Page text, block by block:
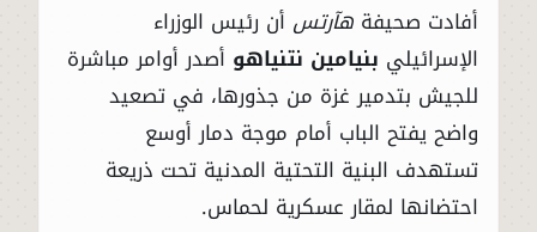
أفادت صحيفة هآرتس أن رئيس الوزراء
الإسرائيلي بنيامين نتنياهو أصدر أوامر مباشرة
للجيش بتدمير غزة من جذورها، في تصعيد
واضح يفتح الباب أمام موجة دمار أوسع
تستهدف البنية التحتية المدنية تحت ذريعة
احتضانها لمقار عسكرية لحماس.